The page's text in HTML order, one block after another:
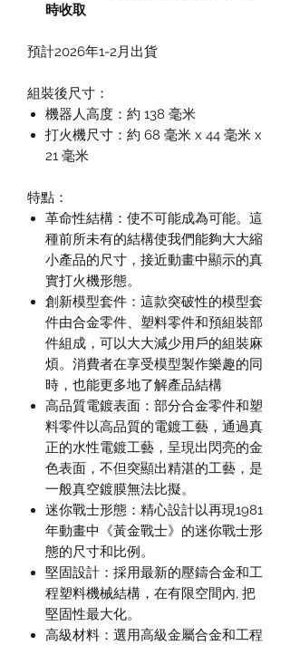
時收取
預計2026年1-2月出貨
組裝後尺寸：
機器人高度：約 138 毫米
打火機尺寸：約 68 毫米 x 44 毫米 x
21 毫米
特點：
革命性結構：使不可能成為可能。這
種前所未有的結構使我們能夠大大縮
小產品的尺寸，接近動畫中顯示的真
實打火機形態。
創新模型套件：這款突破性的模型套
件由合金零件、塑料零件和預組裝部
件組成，可以大大減少用戶的組裝麻
煩。消費者在享受模型製作樂趣的同
時，也能更多地了解產品結構
高品質電鍍表面：部分合金零件和塑
料零件以高品質的電鍍工藝，通過真
正的水性電鍍工藝，呈現出閃亮的金
色表面，不但突顯出精湛的工藝，是
一般真空鍍膜無法比擬。
迷你戰士形態：精心設計以再現1981
年動畫中《黃金戰士》的迷你戰士形
態的尺寸和比例。
堅固設計：採用最新的壓鑄合金和工
程塑料機械結構，在有限空間內, 把
堅固性最大化。
高級材料：選用高級金屬合金和工程